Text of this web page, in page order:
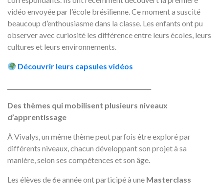
vidéo envoyée par l’école brésilienne. Ce moment a suscité
beaucoup d’enthousiasme dans la classe. Les enfants ont pu
observer avec curiosité les différence entre leurs écoles, leurs
cultures et leurs environnements.
Découvrir leurs capsules vidéos
Des thèmes qui mobilisent plusieurs niveaux
d’apprentissage
À Vivalys, un même thème peut parfois être exploré par
différents niveaux, chacun développant son projet à sa
manière, selon ses compétences et son âge.
Les élèves de 6e année ont participé à une Masterclass